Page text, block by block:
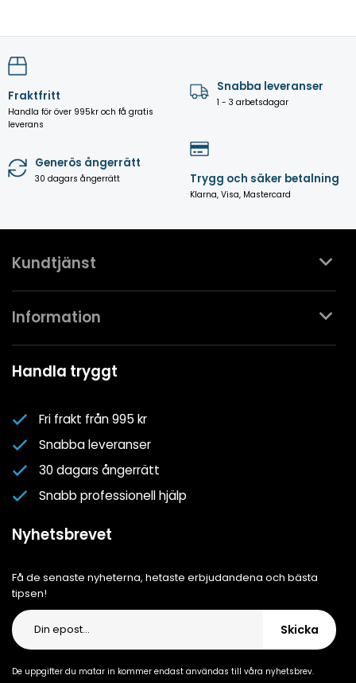
Fraktfritt
Handla för över 995kr och få gratis
leverans
Snabba leveranser
1 - 3 arbetsdagar
Generös ångerrätt
30 dagars ångerrätt Trygg och säker betalning
Klarna, Visa, Mastercard
Kundtjänst
Kontakta oss
Mina favoriter
Information
Spa- & Poolguider
Nyhetsbrev
Om oss
Cookiepolicy
Cookie-inställningar
Handla tryggt
Fri frakt från 995 kr
Snabba leveranser
30 dagars ångerrätt
Snabb professionell hjälp
Nyhetsbrevet
Få de senaste nyheterna, hetaste erbjudandena och bästa
tipsen!
Skicka
De uppgifter du matar in kommer endast användas till våra nyhetsbrev.